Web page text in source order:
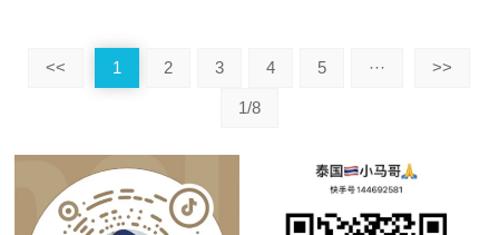
<< 1 2 3 4 5 ··· >>
1/8